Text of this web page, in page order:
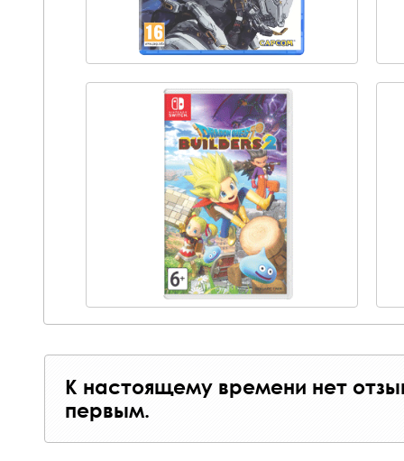
К настоящему времени нет
первым.